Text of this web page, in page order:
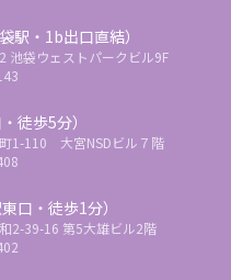
駅・1b出口直結）
池袋ウェストパークビル9F
徒歩5分）
1-110 大宮NSDビル７階
口・徒歩1分）
2-39-16 第5大雄ビル2階